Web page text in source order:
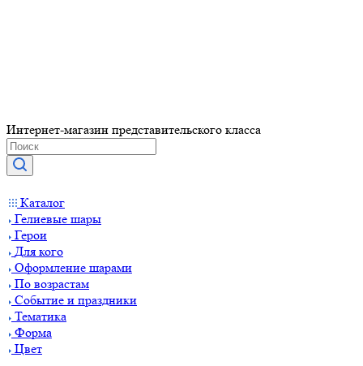
Интернет-магазин представительского класса
Каталог
Гелиевые шары
Герои
Для кого
Оформление шарами
По возрастам
Событие и праздники
Тематика
Форма
Цвет